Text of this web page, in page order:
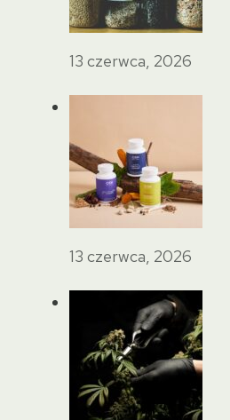
13 czerwca, 2026
13 czerwca, 2026